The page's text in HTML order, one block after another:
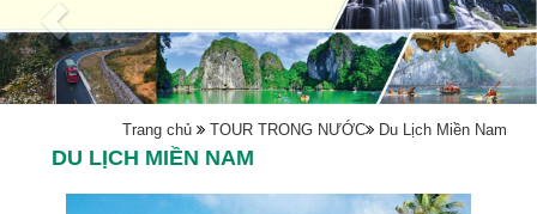
Trang chủ TOUR TRONG NƯỚC Du Lịch Miền Nam
DU LỊCH MIỀN NAM